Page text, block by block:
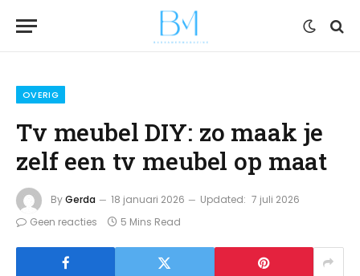
OVERIG
Tv meubel DIY: zo maak je
zelf een tv meubel op maat
ByGerda 18 januari 2026 Updated: 7 juli 2026
Geen reacties
5 Mins Read